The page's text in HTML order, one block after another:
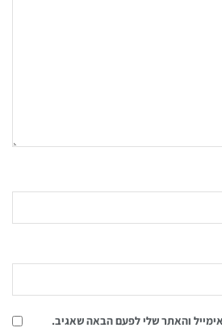
והאתר שלי לפעם הבאה שאגיב.